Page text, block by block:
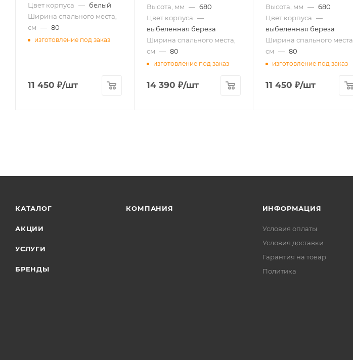
Цвет корпуса — белый
Ширина спального места,
см — 80
изготовление под заказ
11 450 ₽/шт
Высота, мм — 680
Цвет корпуса —
выбеленная береза
Ширина спального места,
см — 80
изготовление под заказ
14 390 ₽/шт
Высота, мм — 680
Цвет корпуса —
выбеленная береза
Ширина спального места,
см — 80
изготовление под заказ
11 450 ₽/шт
КАТАЛОГ
АКЦИИ
УСЛУГИ
БРЕНДЫ
КОМПАНИЯ ИНФОРМАЦИЯ
Условия оплаты
Условия доставки
Гарантия на товар
Политика